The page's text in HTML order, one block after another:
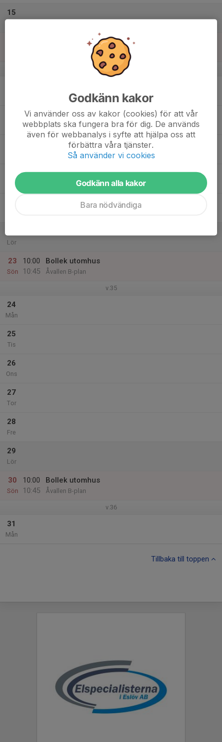
15
v.34
Tor
Lör
23
Sön
10:00
10:45
Bollek utomhus
Åvallen B-plan
v.35
24
Mån
25
Tis
26
Ons
27
Tor
28
Fre
29
Lör
30
Sön
10:00
10:45
Bollek utomhus
Åvallen B-plan
v.36
31
Mån
Tillbaka till toppen
Godkänn kakor
Vi använder oss av kakor (cookies) för att vår
webbplats ska fungera bra för dig. De används
även för webbanalys i syfte att hjälpa oss att
förbättra våra tjänster.
Så använder vi cookies
Godkänn alla kakor
Bara nödvändiga